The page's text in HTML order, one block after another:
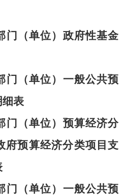
门（单位）政府性基金
门（单位）一般公共预
表
门（单位）预算经济分
府预算经济分类项目支
门（单位）一般公共预